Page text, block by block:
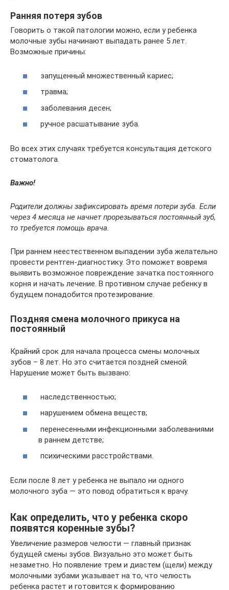
Ранняя потеря зубов
Говорить о такой патологии можно, если у ребенка
молочные зубы начинают выпадать ранее 5 лет.
Возможные причины:
запущенный множественный кариес;
травма;
заболевания десен;
ручное расшатывание зуба.
Во всех этих случаях требуется консультация детского
стоматолога.
Важно!
Родители должны зафиксировать время потери зуба. Если
через 4 месяца не начнет прорезываться постоянный зуб,
то требуется помощь врача.
При раннем неестественном выпадении зуба желательно
провести рентген-диагностику. Это поможет вовремя
выявить возможное повреждение зачатка постоянного
корня и начать лечение. В противном случае ребенку в
будущем понадобится протезирование.
Поздняя смена молочного прикуса на
постоянный
Крайний срок для начала процесса смены молочных
зубов – 8 лет. Но это считается поздней сменой.
Нарушение может быть вызвано:
наследственностью;
нарушением обмена веществ;
перенесенными инфекционными заболеваниями
в раннем детстве;
психическими расстройствами.
Если после 8 лет у ребенка не выпало ни одного
молочного зуба — это повод обратиться к врачу.
Как определить, что у ребенка скоро
появятся коренные зубы?
Увеличение размеров челюсти — главный признак
будущей смены зубов. Визуально это может быть
незаметно. Но появление трем и диастем (щели) между
молочными зубами указывает на то, что челюсть
ребенка растет и готовится к формированию